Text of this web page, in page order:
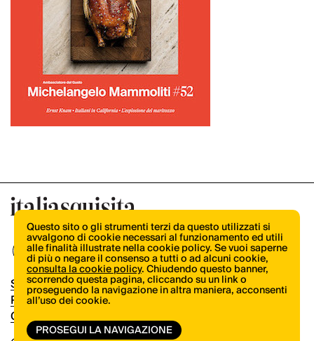
Shop
Pubblicità
Contatti
Questo sito o gli strumenti terzi da questo utilizzati si
avvalgono di cookie necessari al funzionamento ed utili
alle finalità illustrate nella cookie policy. Se vuoi saperne
di più o negare il consenso a tutti o ad alcuni cookie,
consulta la cookie policy. Chiudendo questo banner,
scorrendo questa pagina, cliccando su un link o
proseguendo la navigazione in altra maniera, acconsenti
all’uso dei cookie.
PROSEGUI LA NAVIGAZIONE